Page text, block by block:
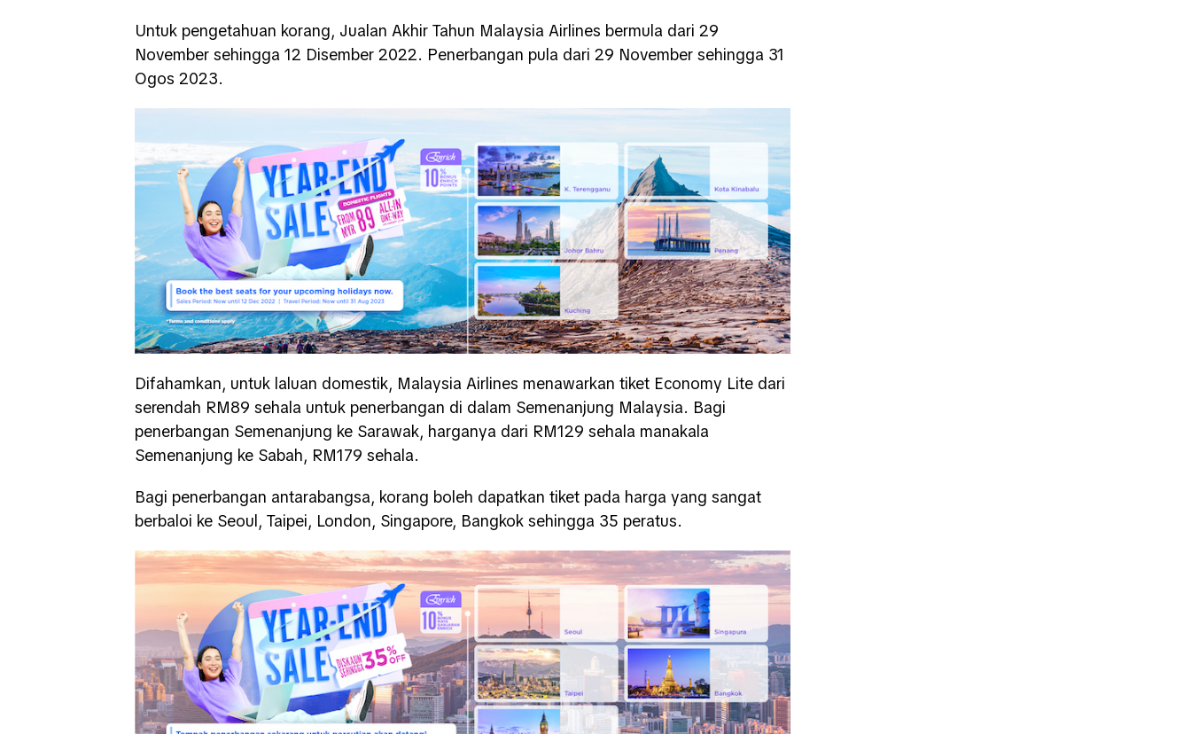
Untuk pengetahuan korang, Jualan Akhir Tahun Malaysia Airlines bermula dari 29
November sehingga 12 Disember 2022. Penerbangan pula dari 29 November sehingga 31
Ogos 2023.
Difahamkan, untuk laluan domestik, Malaysia Airlines menawarkan tiket Economy Lite dari
serendah RM89 sehala untuk penerbangan di dalam Semenanjung Malaysia. Bagi
penerbangan Semenanjung ke Sarawak, harganya dari RM129 sehala manakala
Semenanjung ke Sabah, RM179 sehala.
Bagi penerbangan antarabangsa, korang boleh dapatkan tiket pada harga yang sangat
berbaloi ke Seoul, Taipei, London, Singapore, Bangkok sehingga 35 peratus.